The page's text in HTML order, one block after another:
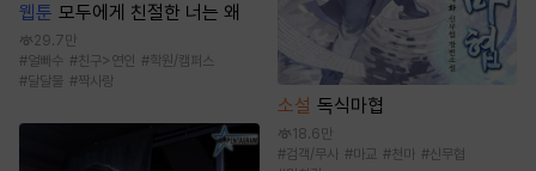
웹툰 모두에게 친절한 너는 왜
29.7만
#얼빠수 #친구>연인 #학원/캠퍼스
#달달물 #짝사랑
소설 독식마협
18.6만
#검객/무사 #마교 #천마 #신무협